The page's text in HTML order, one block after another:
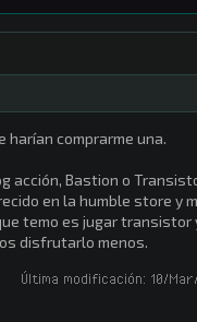
harían comprarme una.
acción, Bastion o
en la humble store y
temo es jugar transistor
disfrutarlo menos.
Última modificación: 10/